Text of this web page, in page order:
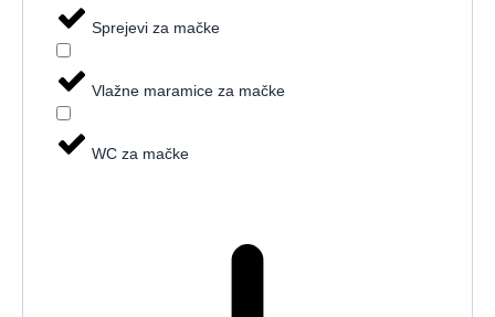
Sprejevi za mačke
Vlažne maramice za mačke
WC za mačke